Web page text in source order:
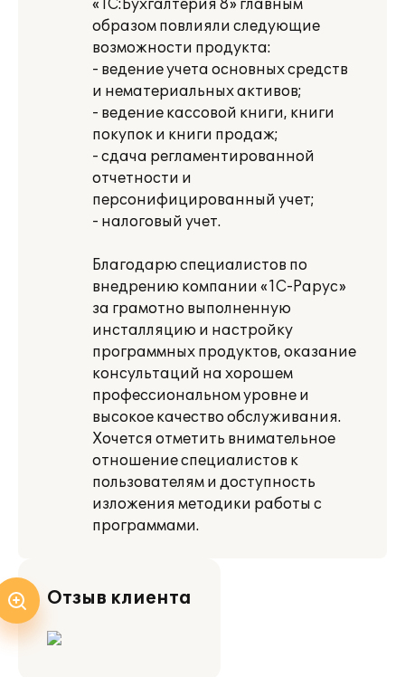
«1С:Бухгалтерия 8» главным
образом повлияли следующие
возможности продукта:
- ведение учета основных средств
и нематериальных активов;
- ведение кассовой книги, книги
покупок и книги продаж;
- сдача регламентированной
отчетности и
персонифицированный учет;
- налоговый учет.
Благодарю специалистов по
внедрению компании «1С-Рарус»
за грамотно выполненную
инсталляцию и настройку
программных продуктов, оказание
консультаций на хорошем
профессиональном уровне и
высокое качество обслуживания.
Хочется отметить внимательное
отношение специалистов к
пользователям и доступность
изложения методики работы с
программами.
Отзыв клиента